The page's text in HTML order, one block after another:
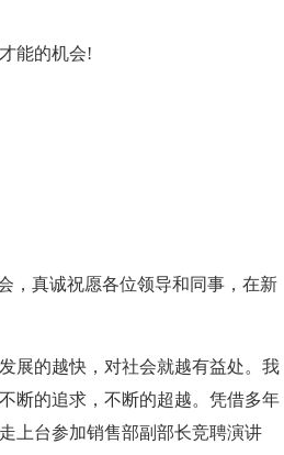
能的机会!
，真诚祝愿各位领导和同事，在新
展的越快，对社会就越有益处。我
断的追求，不断的超越。凭借多年
上台参加销售部副部长竞聘演讲